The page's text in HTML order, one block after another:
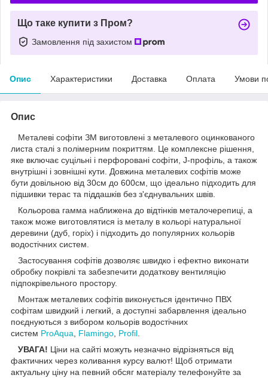
Що таке купити з Пром?
Замовлення під захистом
Опис Характеристики Доставка Оплата Умови
Опис
Металеві софіти ЗМ виготовлені з металевого оцинкованого
листа сталі з полімерним покриттям. Це комплексне рішення,
яке включає суцільні і перфоровані софіти, J-профіль, а також
внутрішні і зовнішні кути. Довжина металевих софітів може
бути довільною від 30см до 600см, що ідеально підходить для
підшивки терас та піддашків без з'єднувальних швів.
Кольорова гамма наближена до відтінків металочерепиці, а
також може виготовлятися із металу в кольорі натуральної
деревини (дуб, горіх) і підходить до популярних кольорів
водостічних систем.
Застосування софітів дозволяє швидко і ефектно виконати
обробку покрівлі та забезпечити додаткову вентиляцію
підпокрівельного простору.
Монтаж металевих софітів виконується ідентично ПВХ
софітам швидкий і легкий, а доступні забарвлення ідеально
поєднуються з вибором кольорів водостічних
систем ProAqua Flamingo Profil
УВАГА! Ціни на сайті можуть незначно відрізняться від
фактичних через коливання курсу валют! Щоб отримати
актуальну ціну на певний обсяг матеріалу телефонуйте за